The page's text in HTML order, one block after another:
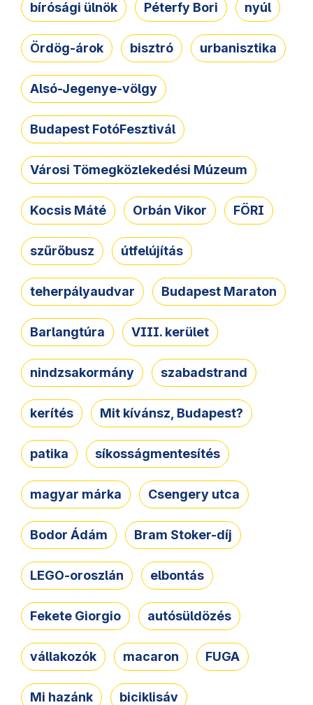
bírósági ülnök Péterfy Bori nyúl
Ördög-árok bisztró urbanisztika
Alsó-Jegenye-völgy
Budapest FotóFesztivál
Városi Tömegközlekedési Múzeum
Kocsis Máté Orbán Vikor FÖRI
szűrőbusz útfelújítás
teherpályaudvar Budapest Maraton
Barlangtúra VIII. kerület
nindzsakormány szabadstrand
kerítés Mit kívánsz, Budapest?
patika síkosságmentesítés
magyar márka Csengery utca
Bodor Ádám Bram Stoker-díj
LEGO-oroszlán elbontás
Fekete Giorgio autósüldözés
vállakozók macaron FUGA
Mi hazánk biciklisáv